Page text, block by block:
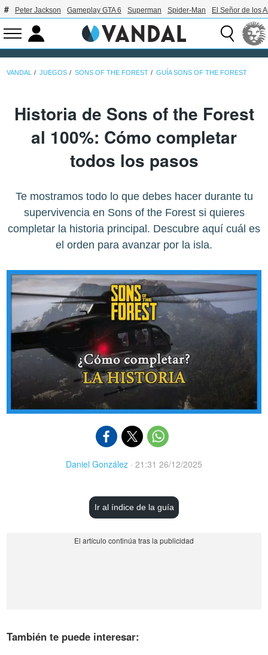
Peter Jackson Gameplay GTA 6 Superman Spider-Man El Señor de los
VANDAL JUEGOS SONS OF THE FOREST GUÍA SONS OF THE FOREST
Historia de Sons of the Forest
al 100%: Cómo completar
todos los pasos
Te mostramos todo lo que debes hacer durante tu
supervivencia en Sons of the Forest si quieres
completar la historia principal. Descubre aquí cuál es
el orden para avanzar por la isla.
Daniel González · 21:31 26/12/2025
Ir al índice de la guía
También te puede interesar: